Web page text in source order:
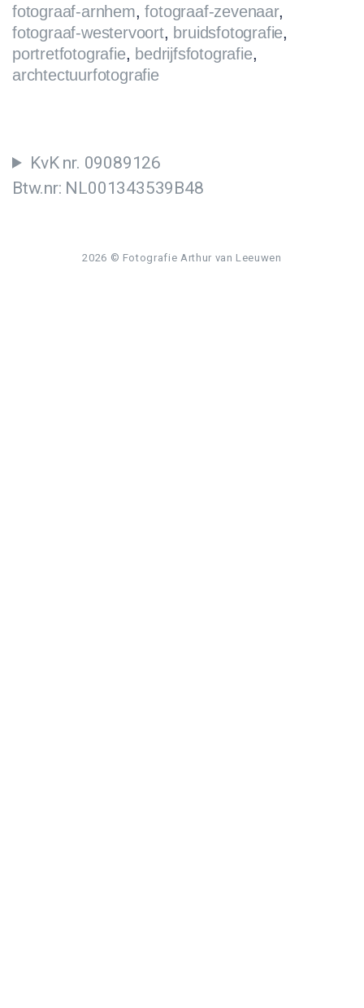
fotograaf-arnhem,fotograaf-zevenaar,
fotograaf-westervoort, bruidsfotografie,
portretfotografie, bedrijfsfotografie,
archtectuurfotografie
KvK nr. 09089126
Btw.nr: NL001343539B48
2026 © Fotografie Arthur van Leeuwen